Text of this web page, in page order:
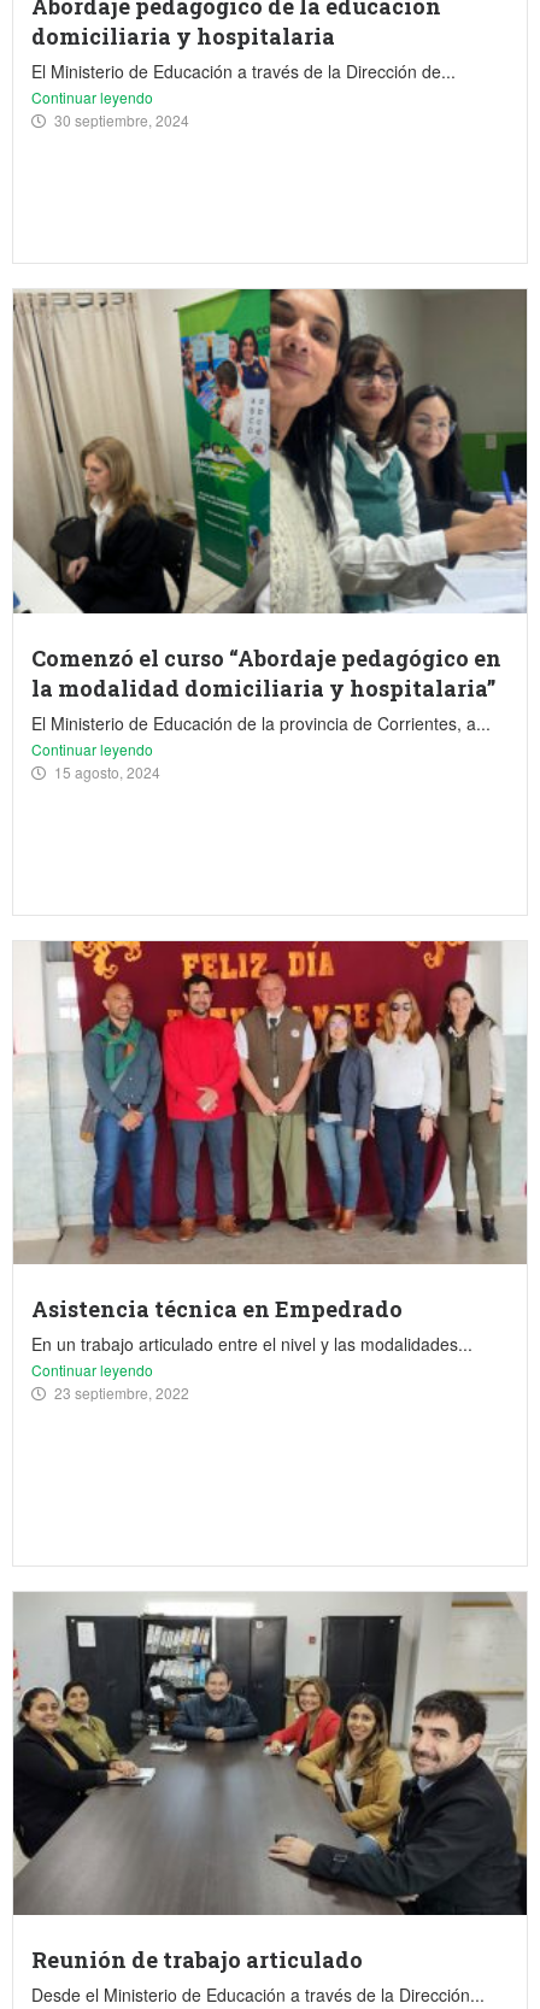
Abordaje pedagógico de la educación
domiciliaria y hospitalaria
El Ministerio de Educación a través de la Dirección de...
Continuar leyendo
30 septiembre, 2024
Comenzó el curso “Abordaje pedagógico en
la modalidad domiciliaria y hospitalaria”
El Ministerio de Educación de la provincia de Corrientes, a...
Continuar leyendo
15 agosto, 2024
Asistencia técnica en Empedrado
En un trabajo articulado entre el nivel y las modalidades...
Continuar leyendo
23 septiembre, 2022
Reunión de trabajo articulado
Desde el Ministerio de Educación a través de la Dirección...